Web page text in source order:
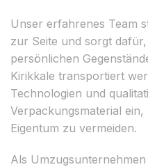
Unser erfahrenes Team
zur Seite und sorgt
persönlichen
Kirikkale transportiert
Technologien und
Verpackungsmaterial
Eigentum zu vermeiden.
Als